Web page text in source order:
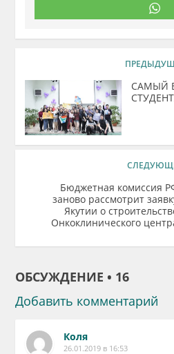
САМЫЙ
Бюджетная комиссия
заново рассмотрит
Якутии о
Онкоклинического
ОБСУЖДЕНИЕ • 16
Добавить комментарий
Коля
26.01.2019 в 16:53